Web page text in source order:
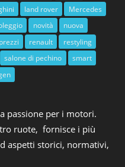
land rover
Mercedes
novità
nuova
prezzi renault
restyling
salone di pechino
smart
passione per i motori.
ruote, fornisce i più
aspetti storici, normativi,